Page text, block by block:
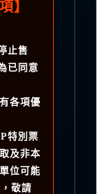
】
止售
已同意
各項優
特別票
及非本
位可能
敬請